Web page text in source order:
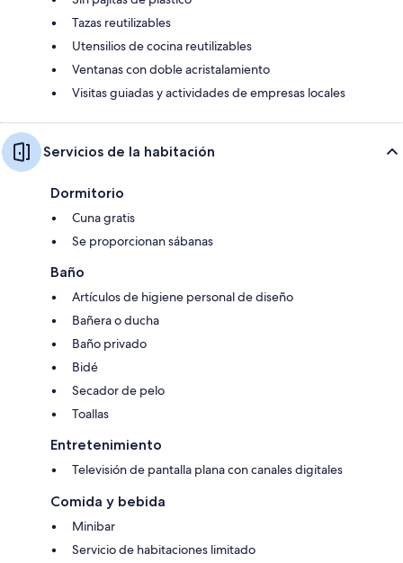
Tazas reutilizables
Utensilios de cocina reutilizables
Ventanas con doble acristalamiento
Visitas guiadas y actividades de empresas locales
Servicios de la habitación
Dormitorio
Cuna gratis
Se proporcionan sábanas
Baño
Artículos de higiene personal de diseño
Bañera o ducha
Baño privado
Bidé
Secador de pelo
Toallas
Entretenimiento
Televisión de pantalla plana con canales digitales
Comida y bebida
Minibar
Servicio de habitaciones limitado